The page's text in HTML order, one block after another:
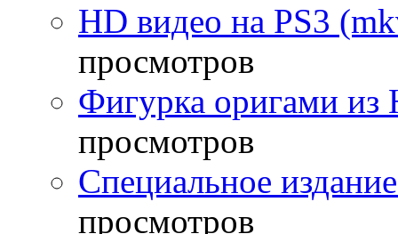
HD видео на PS3
просмотров
Фигурка оригами из
просмотров
Специальное
просмотров